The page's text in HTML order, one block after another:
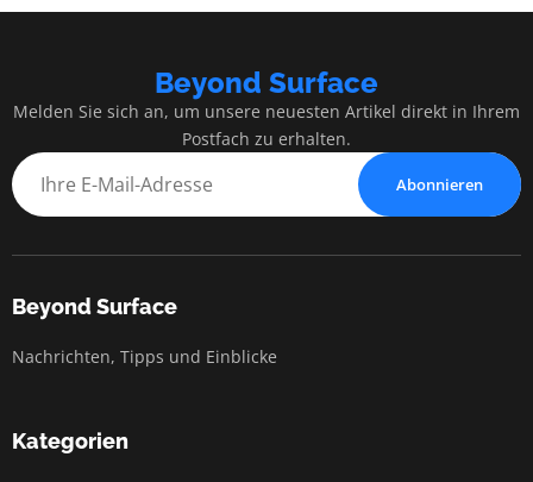
Beyond Surface
Melden Sie sich an, um unsere neuesten Artikel direkt in Ihrem
Postfach zu erhalten.
Abonnieren
Beyond Surface
Nachrichten, Tipps und Einblicke
Kategorien